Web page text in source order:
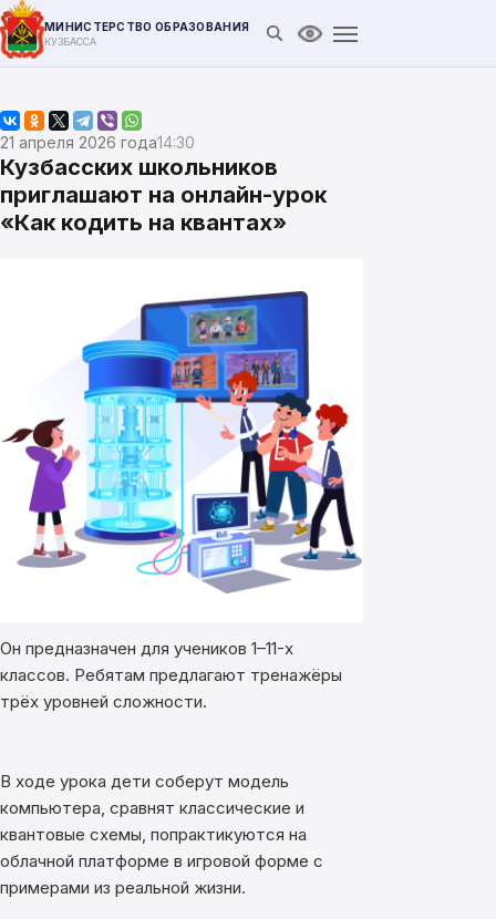
МИНИСТЕРСТВО ОБРАЗОВАНИЯ
КУЗБАССА Открыть поиск
Версия для
21 апреля 2026 года14:30
Кузбасских школьников
приглашают на онлайн-урок
«Как кодить на квантах»
Он предназначен для учеников 1–11-х
классов. Ребятам предлагают тренажёры
трёх уровней сложности.
В ходе урока дети соберут модель
компьютера, сравнят классические и
квантовые схемы, попрактикуются на
облачной платформе в игровой форме с
примерами из реальной жизни.